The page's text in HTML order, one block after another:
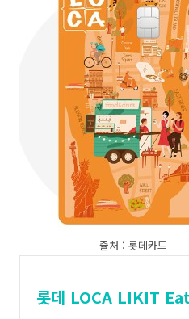
츌처 : 롯데카드
롯데 LOCA LIKIT